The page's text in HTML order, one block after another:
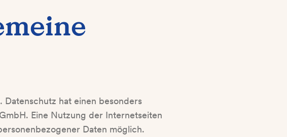
hat einen besonders
Eine Nutzung der Internetseiten
Daten möglich.